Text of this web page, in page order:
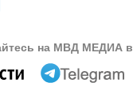
на МВД МЕДИА в